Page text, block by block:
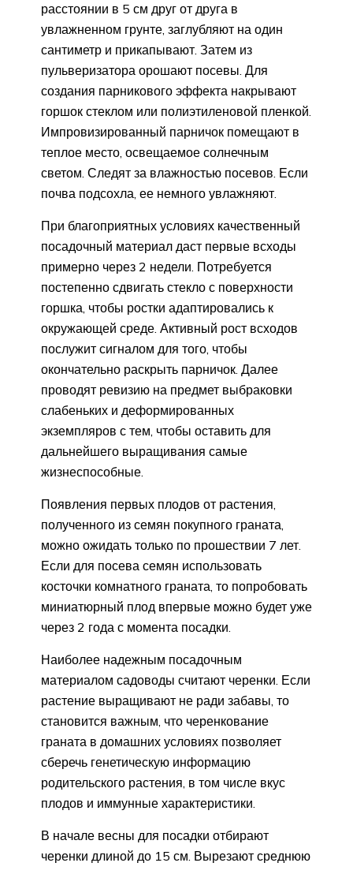
расстоянии в 5 см друг от друга в
увлажненном грунте, заглубляют на один
сантиметр и прикапывают. Затем из
пульверизатора орошают посевы. Для
создания парникового эффекта накрывают
горшок стеклом или полиэтиленовой пленкой.
Импровизированный парничок помещают в
теплое место, освещаемое солнечным
светом. Следят за влажностью посевов. Если
почва подсохла, ее немного увлажняют.
При благоприятных условиях качественный
посадочный материал даст первые всходы
примерно через 2 недели. Потребуется
постепенно сдвигать стекло с поверхности
горшка, чтобы ростки адаптировались к
окружающей среде. Активный рост всходов
послужит сигналом для того, чтобы
окончательно раскрыть парничок. Далее
проводят ревизию на предмет выбраковки
слабеньких и деформированных
экземпляров с тем, чтобы оставить для
дальнейшего выращивания самые
жизнеспособные.
Появления первых плодов от растения,
полученного из семян покупного граната,
можно ожидать только по прошествии 7 лет.
Если для посева семян использовать
косточки комнатного граната, то попробовать
миниатюрный плод впервые можно будет уже
через 2 года с момента посадки.
Наиболее надежным посадочным
материалом садоводы считают черенки. Если
растение выращивают не ради забавы, то
становится важным, что черенкование
граната в домашних условиях позволяет
сберечь генетическую информацию
родительского растения, в том числе вкус
плодов и иммунные характеристики.
В начале весны для посадки отбирают
черенки длиной до 15 см. Вырезают среднюю